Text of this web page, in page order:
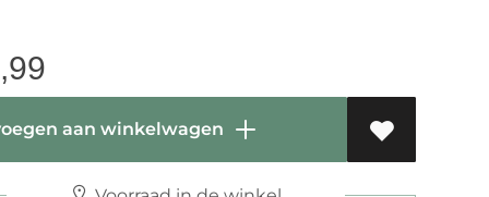
aan winkelwagen